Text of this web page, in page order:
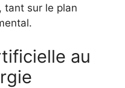
tant sur le plan
au